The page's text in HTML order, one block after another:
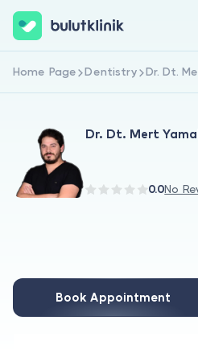
For Doctors
Sign Up Now
Home Page Dentistry Dr. Dt.
Dr. Dt. Mert
0.0No
Book Appointment